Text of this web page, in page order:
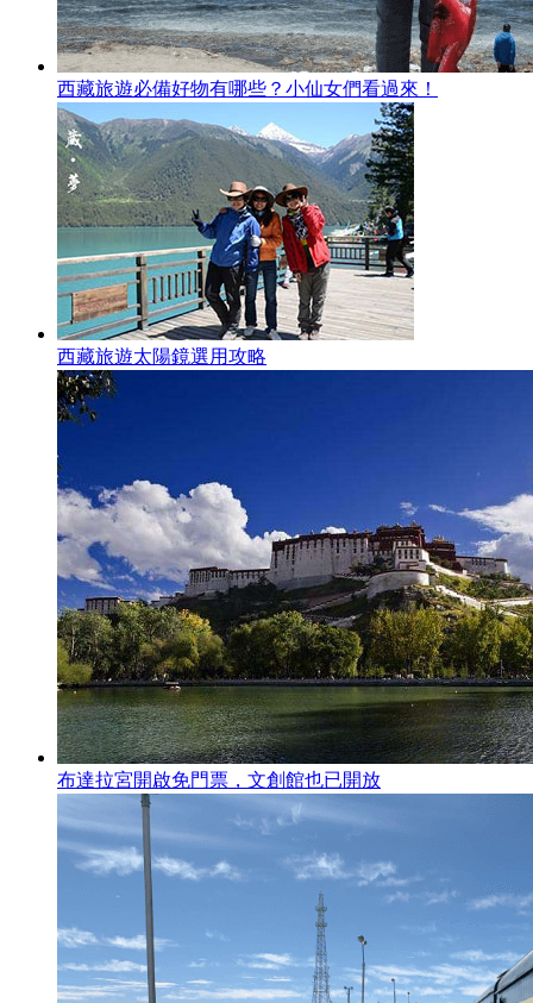
西藏旅遊必備好物有哪些？小仙女們看過來！
西藏旅遊太陽鏡選用攻略
布達拉宮開啟免門票，文創館也已開放